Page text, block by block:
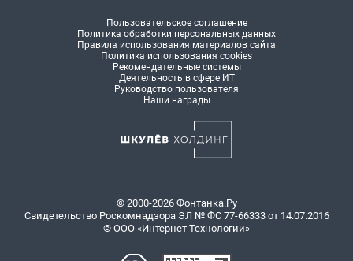
Пользовательское соглашение
Политика обработки персональных данных
Правила использования материалов сайта
Политика использования cookies
Рекомендательные системы
Деятельность в сфере ИТ
Руководство пользователя
Наши награды
© 2000-2026 Фонтанка.Ру
Свидетельство Роскомнадзора ЭЛ № ФС 77-66333 от 14.07.2016
© ООО «Интернет Технологии»